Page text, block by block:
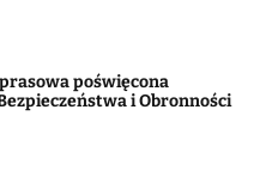
poświęcona
i Obronności